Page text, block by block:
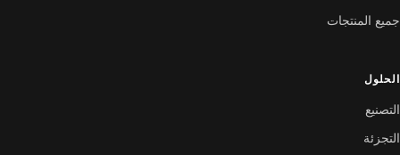
جميع المنتجات
الحلول
التصنيع
التجزئة